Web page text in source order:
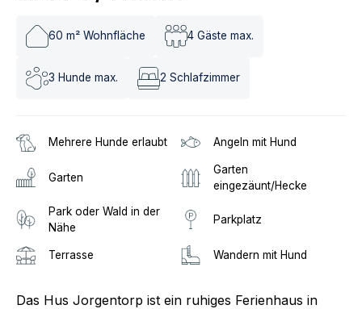
60 m² Wohnfläche 4 Gäste max.
3 Hunde max. 2 Schlafzimmer
Mehrere Hunde erlaubt Angeln mit Hund
Garten
Garten
eingezäunt/Hecke
Park oder Wald in der
Nähe
Parkplatz
Terrasse Wandern mit Hund
Das Hus Jorgentorp ist ein ruhiges Ferienhaus in